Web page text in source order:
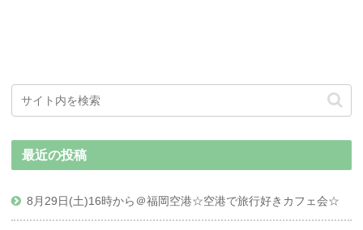
最近の投稿
8月29日(土)16時から＠福岡空港☆空港で旅行好きカフェ会☆